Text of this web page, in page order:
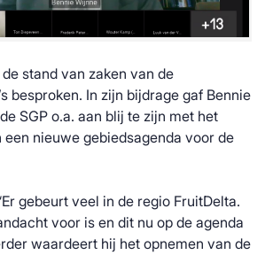
stand van zaken van de
besproken. In zijn bijdrage gaf Bennie
SGP o.a. aan blij te zijn met het
nieuwe gebiedsagenda voor de
gebeurt veel in de regio FruitDelta.
voor is en dit nu op de agenda
waardeert hij het opnemen van de